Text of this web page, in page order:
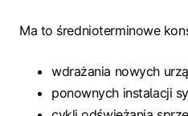
Ma to średnioterminowe
wdrażania nowych
ponownych instalacji